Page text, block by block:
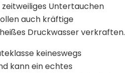
Untertauchen
auch kräftige
Druckwasser verkraften.
keineswegs
kann ein echtes